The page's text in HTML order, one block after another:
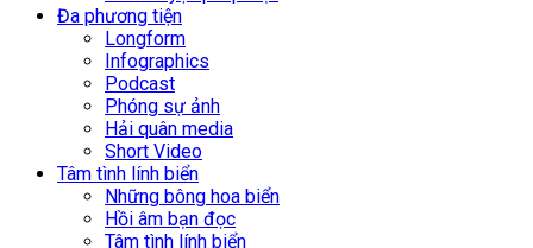
Đa phương tiện
Longform
Infographics
Podcast
Phóng sự ảnh
Hải quân media
Short Video
Tâm tình lính biển
Những bông hoa biển
Hồi âm bạn đọc
Tâm tình lính biển